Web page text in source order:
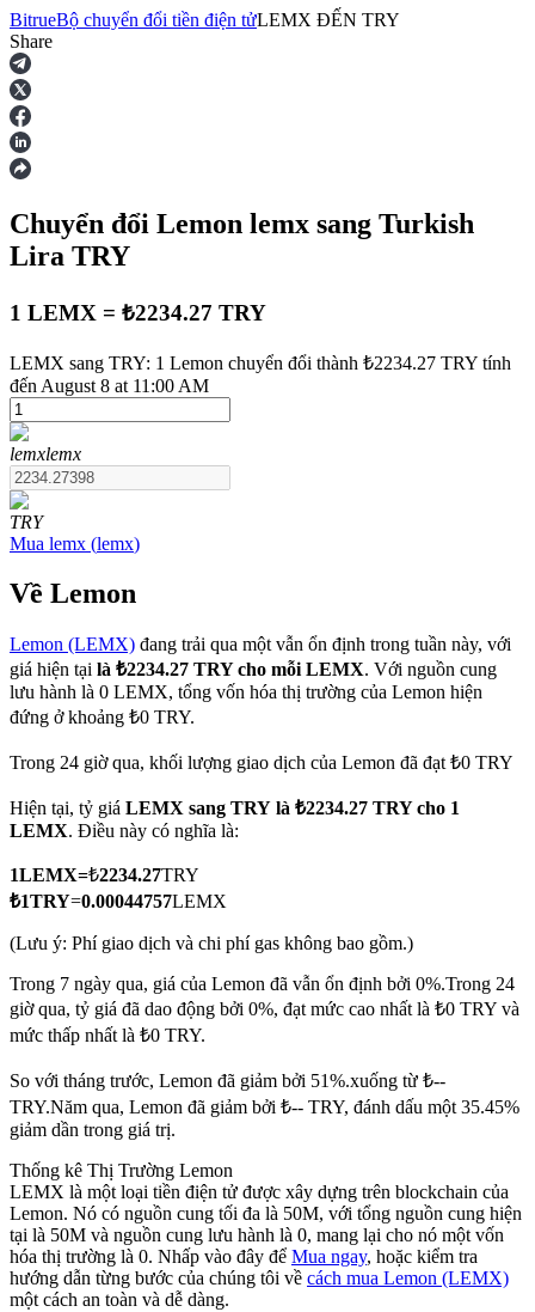
Hợp đồng tương lai
USDT Futures
Futures sử dụng USDT làm tài sản thế chấp
COIN-M Futures
Futures sử dụng token làm tài sản thế chấp
TradFi
Phái sinh cổ phiếu, ngoại hối, kim loại quý và hàng hóa
Futures sử dụng USDC làm tài sản thế chấp
BitrueBộ chuyển đổi tiền điện tửLEMX ĐẾN TRY
Share
Chuyển đổi Lemon lemx sang Turkish
Lira TRY
1 LEMX = ₺2234.27 TRY
LEMX sang TRY: 1 Lemon chuyển đổi thành ₺2234.27 TRY tính
đến August 8 at 11:00 AM
lemxlemx
TRY
Mua lemx (lemx)
Về Lemon
Lemon (LEMX) đang trải qua một vẫn ổn định trong tuần này, với
giá hiện tại là ₺2234.27 TRY cho mỗi LEMX. Với nguồn cung
lưu hành là 0 LEMX, tổng vốn hóa thị trường của Lemon hiện
đứng ở khoảng ₺0 TRY.
Trong 24 giờ qua, khối lượng giao dịch của Lemon đã đạt ₺0 TRY
Hiện tại, tỷ giá LEMX sang TRY là ₺2234.27 TRY cho 1
LEMX. Điều này có nghĩa là:
1LEMX=₺2234.27TRY
₺1TRY=0.00044757LEMX
(Lưu ý: Phí giao dịch và chi phí gas không bao gồm.)
Trong 7 ngày qua, giá của Lemon đã vẫn ổn định bởi 0%.Trong 24
giờ qua, tỷ giá đã dao động bởi 0%, đạt mức cao nhất là ₺0 TRY và
mức thấp nhất là ₺0 TRY.
So với tháng trước, Lemon đã giảm bởi 51%.xuống từ ₺--
TRY.Năm qua, Lemon đã giảm bởi ₺-- TRY, đánh dấu một 35.45%
giảm dần trong giá trị.
Thống kê Thị Trường Lemon
LEMX là một loại tiền điện tử được xây dựng trên blockchain của
Lemon. Nó có nguồn cung tối đa là 50M, với tổng nguồn cung hiện
tại là 50M và nguồn cung lưu hành là 0, mang lại cho nó một vốn
hóa thị trường là 0. Nhấp vào đây để Mua ngay, hoặc kiểm tra
hướng dẫn từng bước của chúng tôi về cách mua Lemon (LEMX)
một cách an toàn và dễ dàng.